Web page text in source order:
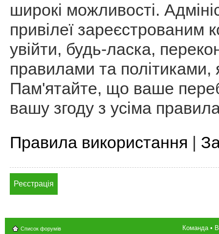
широкі можливості.
привілеї зареєстрованим
увійти, будь-ласка,
правилами та політиками,
Пам'ятайте, що ваше
вашу згоду з усіма
Правила використання
Реєстрація
Список форумів Команда•